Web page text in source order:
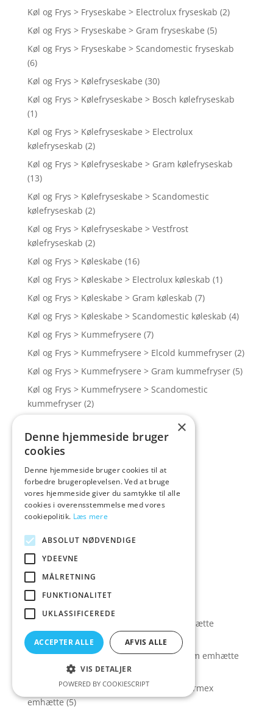
Køl og Frys > Fryseskabe > Electrolux fryseskab (2)
Køl og Frys > Fryseskabe > Gram fryseskabe (5)
Køl og Frys > Fryseskabe > Scandomestic fryseskab
(6)
Køl og Frys > Kølefryseskabe (30)
Køl og Frys > Kølefryseskabe > Bosch kølefryseskab
(1)
Køl og Frys > Kølefryseskabe > Electrolux
kølefryseskab (2)
Køl og Frys > Kølefryseskabe > Gram kølefryseskab
(13)
Køl og Frys > Kølefryseskabe > Scandomestic
kølefryseskab (2)
Køl og Frys > Kølefryseskabe > Vestfrost
kølefryseskab (2)
Køl og Frys > Køleskabe (16)
Køl og Frys > Køleskabe > Electrolux køleskab (1)
Køl og Frys > Køleskabe > Gram køleskab (7)
Køl og Frys > Køleskabe > Scandomestic køleskab (4)
Køl og Frys > Kummefrysere (7)
Køl og Frys > Kummefrysere > Elcold kummefryser (2)
Køl og Frys > Kummefrysere > Gram kummefryser (5)
Køl og Frys > Kummefrysere > Scandomestic
kummefryser (2)
Kølefryseskabe (13)
Køleskabe
Krøllejern (3)
Kummefrysere (2)
Ladyshaver
(1)
LG
Loftlamper
Madlavning
Madlavning > Emhætte og Emfang
Madlavning > Emhætte og Emfang > Emhætte
væghængt (1)
Madlavning > Emhætte og Emfang > Gram emhætte
Madlavning > Emhætte og Emfang > Thermex
emhætte (5)
×
Denne hjemmeside bruger
cookies
Denne hjemmeside bruger cookies til at
forbedre brugeroplevelsen. Ved at bruge
vores hjemmeside giver du samtykke til alle
cookies i overensstemmelse med vores
cookiepolitik. Læs mere
ABSOLUT NØDVENDIGE
YDEEVNE
MÅLRETNING
FUNKTIONALITET
UKLASSIFICEREDE
ACCEPTER ALLE AFVIS ALLE
VIS DETALJER
POWERED BY COOKIESCRIPT